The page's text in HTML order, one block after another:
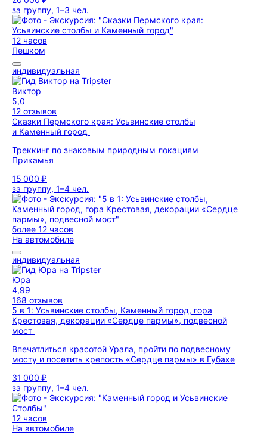
за группу, 1–3 чел.
12 часов
Пешком
индивидуальная
Виктор
5,0
12 отзывов
Сказки Пермского края: Усьвинские столбы
и Каменный город
Треккинг по знаковым природным локациям
Прикамья
15 000 ₽
за группу, 1–4 чел.
более 12 часов
На автомобиле
индивидуальная
Юра
4,99
168 отзывов
5 в 1: Усьвинские столбы, Каменный город, гора
Крестовая, декорации «Сердце пармы», подвесной
мост
Впечатлиться красотой Урала, пройти по подвесному
мосту и посетить крепость «Сердце пармы» в Губахе
31 000 ₽
за группу, 1–4 чел.
12 часов
На автомобиле